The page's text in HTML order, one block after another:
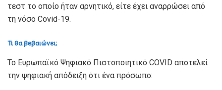
τεστ το οποίο ήταν αρνητικό, είτε έχει αναρρώσει από
τη νόσο Covid-19.
Τι θα βεβαιώνει;
Το Ευρωπαϊκό Ψηφιακό Πιστοποιητικό COVID αποτελεί
την ψηφιακή απόδειξη ότι ένα πρόσωπο: